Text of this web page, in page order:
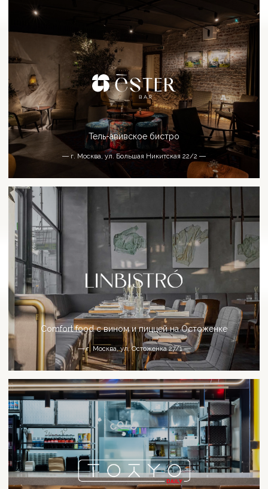
Ресторан русской кухни
― г. Москва, 1-й Монетчиковский пер., д. 5 ―
― Большой Саввинский переулок 12 стр 2 ―
Итальянский ресторан
Разработка
Политика конфиденциальности
© 2001-2019 BB Group, All right reserved.
Since 2007